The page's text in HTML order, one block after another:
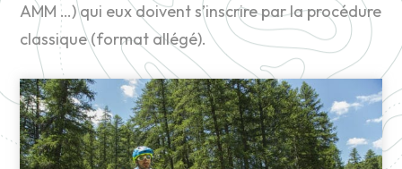
AMM …) qui eux doivent s’inscrire par la procédure
classique (format allégé).